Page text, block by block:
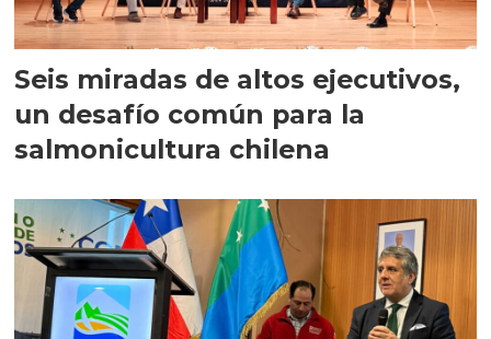
Seis miradas de altos ejecutivos,
un desafío común para la
salmonicultura chilena